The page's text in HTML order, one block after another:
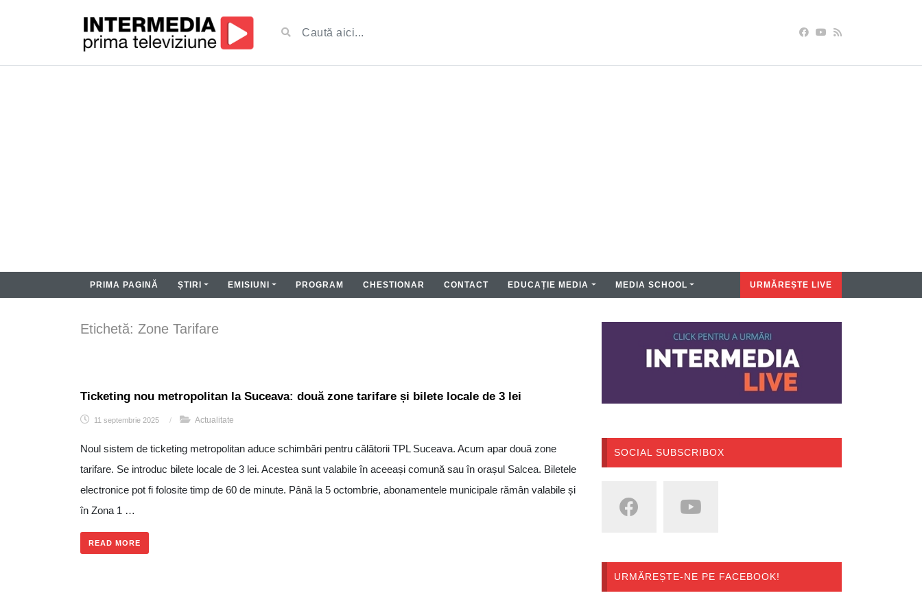
PRIMA PAGINĂ ȘTIRI EMISIUNI PROGRAM CHESTIONAR CONTACT EDUCAȚIE MEDIA MEDIA SCHOOL URMĂREȘTE LIVE
Etichetă: Zone Tarifare
Ticketing nou metropolitan la Suceava: două zone tarifare și bilete locale de 3 lei
11 septembrie 2025 / Actualitate
Noul sistem de ticketing metropolitan aduce schimbări pentru călătorii TPL Suceava. Acum apar două zone
tarifare. Se introduc bilete locale de 3 lei. Acestea sunt valabile în aceeași comună sau în orașul Salcea. Biletele
electronice pot fi folosite timp de 60 de minute. Până la 5 octombrie, abonamentele municipale rămân valabile și
în Zona 1 …
READ MORE
SOCIAL SUBSCRIBOX
URMĂREȘTE-NE PE FACEBOOK!